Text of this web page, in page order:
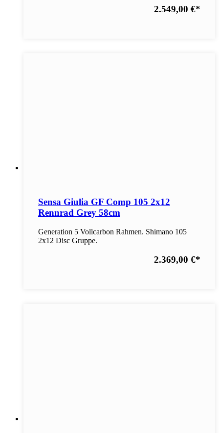
2.549,00 €*
Sensa Giulia GF Comp 105 2x12
Rennrad Grey 58cm
Generation 5 Vollcarbon Rahmen. Shimano 105
2x12 Disc Gruppe.
2.369,00 €*